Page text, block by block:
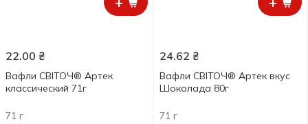
22.00 ₴
Вафли СВІТОЧ® Артек
классический 71г
71 г
24.62 ₴
Вафли СВІТОЧ® Артек вкус
Шоколада 80г
71 г